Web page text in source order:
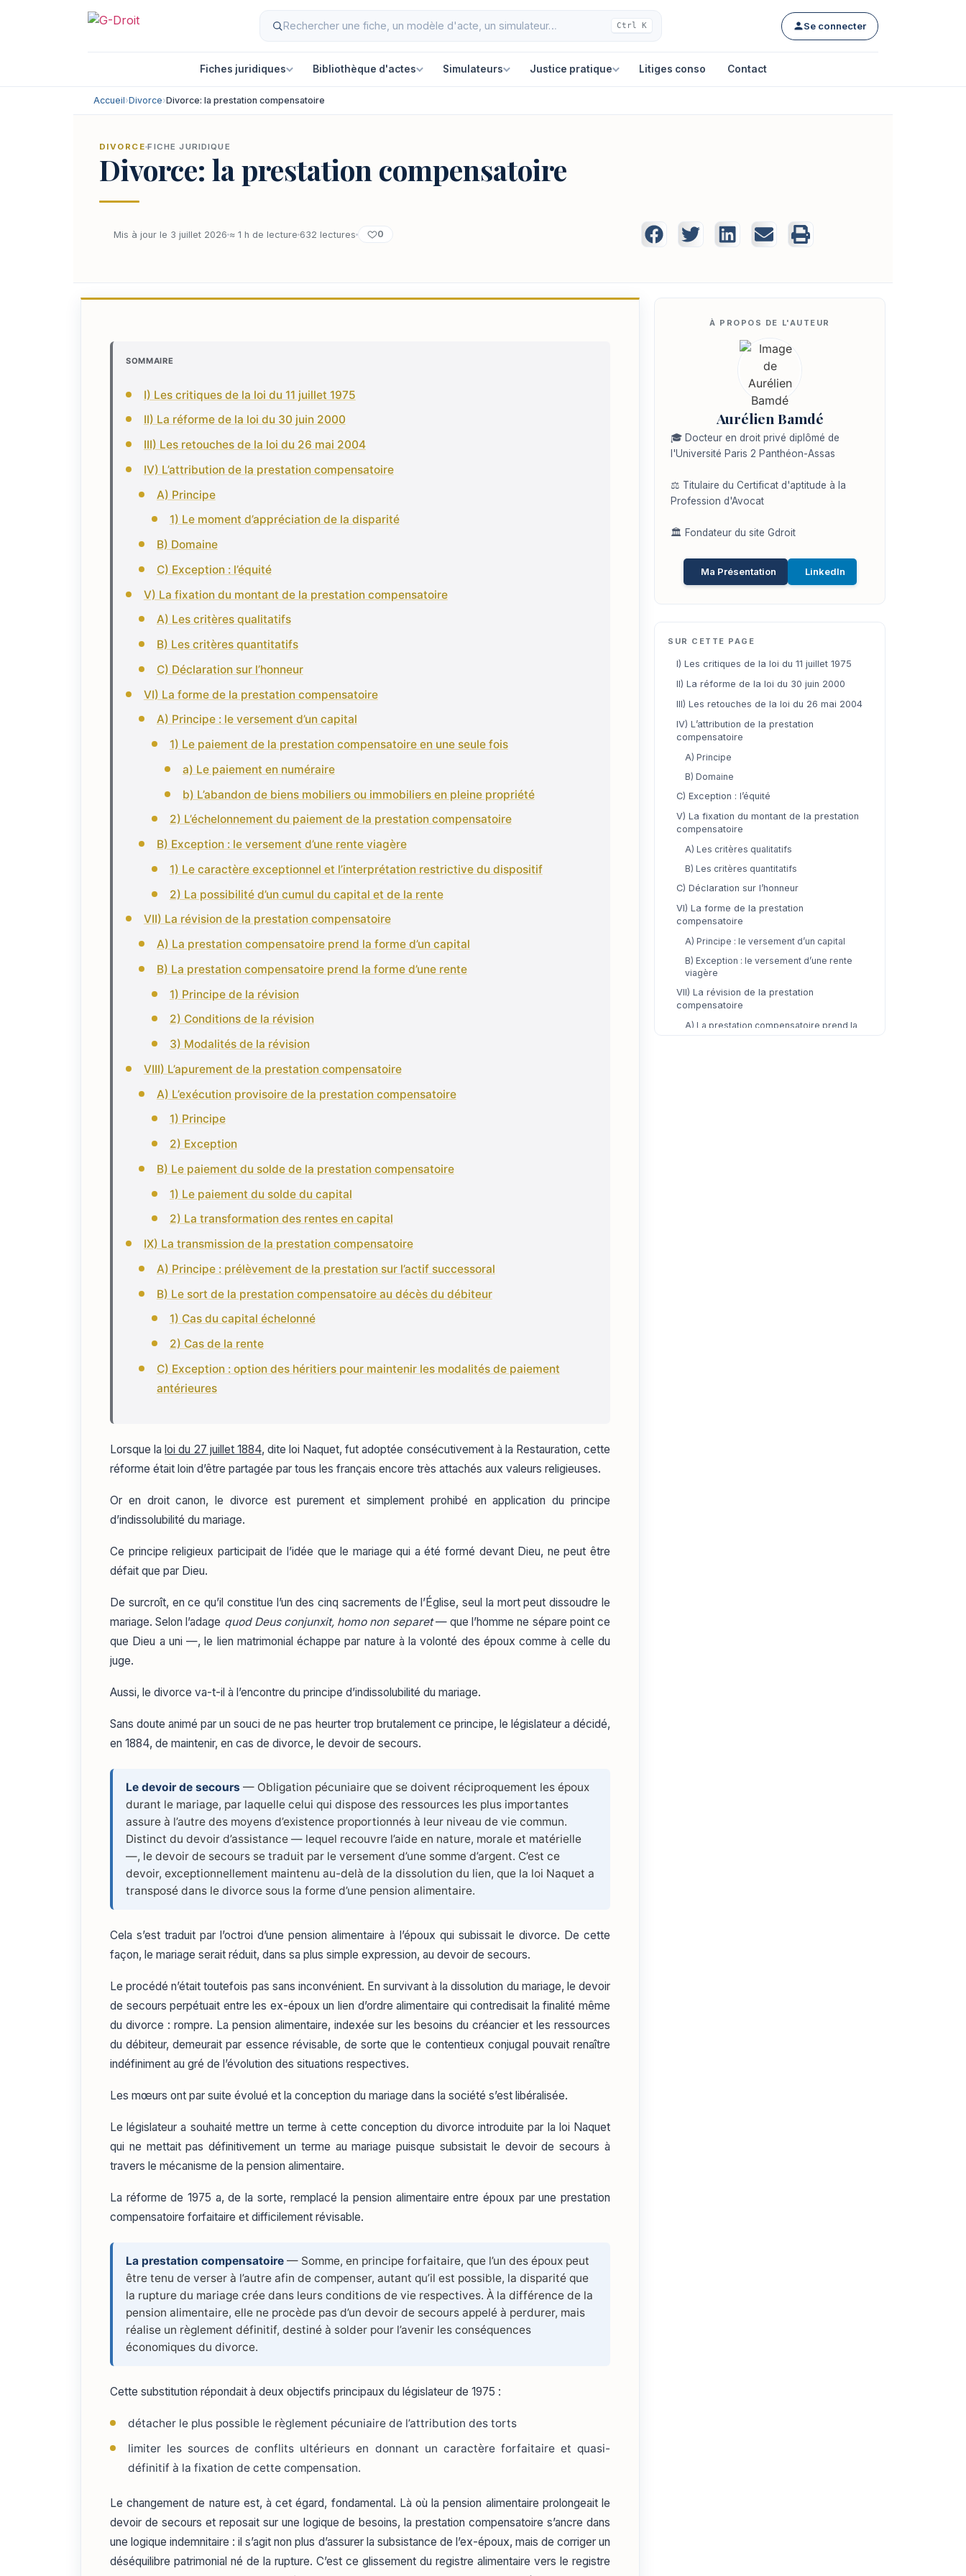
Ctrl K Se connecter
Fiches juridiques Bibliothèque d'actes Simulateurs Justice pratique Litiges conso Contact
Accueil›Divorce›Divorce: la prestation compensatoire
DIVORCE FICHE JURIDIQUE
Divorce: la prestation compensatoire
Mis à jour le 3 juillet 2026 ≈ 1 h de lecture 632 lectures 0
SOMMAIRE
I) Les critiques de la loi du 11 juillet 1975
II) La réforme de la loi du 30 juin 2000
III) Les retouches de la loi du 26 mai 2004
IV) L’attribution de la prestation compensatoire
A) Principe
1) Le moment d’appréciation de la disparité
B) Domaine
C) Exception : l’équité
V) La fixation du montant de la prestation compensatoire
A) Les critères qualitatifs
B) Les critères quantitatifs
C) Déclaration sur l’honneur
VI) La forme de la prestation compensatoire
A) Principe : le versement d’un capital
1) Le paiement de la prestation compensatoire en une seule fois
a) Le paiement en numéraire
b) L’abandon de biens mobiliers ou immobiliers en pleine propriété
2) L’échelonnement du paiement de la prestation compensatoire
B) Exception : le versement d’une rente viagère
1) Le caractère exceptionnel et l’interprétation restrictive du dispositif
2) La possibilité d’un cumul du capital et de la rente
VII) La révision de la prestation compensatoire
A) La prestation compensatoire prend la forme d’un capital
B) La prestation compensatoire prend la forme d’une rente
1) Principe de la révision
2) Conditions de la révision
3) Modalités de la révision
VIII) L’apurement de la prestation compensatoire
A) L’exécution provisoire de la prestation compensatoire
1) Principe
2) Exception
B) Le paiement du solde de la prestation compensatoire
1) Le paiement du solde du capital
2) La transformation des rentes en capital
IX) La transmission de la prestation compensatoire
A) Principe : prélèvement de la prestation sur l’actif successoral
B) Le sort de la prestation compensatoire au décès du débiteur
1) Cas du capital échelonné
2) Cas de la rente
C) Exception : option des héritiers pour maintenir les modalités de paiement
antérieures
Lorsque laloi du 27 juillet 1884, dite loi Naquet, fut adoptée consécutivement à la Restauration, cette
réforme était loin d’être partagée par tous les français encore très attachés aux valeurs religieuses.
Or en droit canon, le divorce est purement et simplement prohibé en application du principe
d’indissolubilité du mariage.
Ce principe religieux participait de l’idée que le mariage qui a été formé devant Dieu, ne peut être
défait que par Dieu.
De surcroît, en ce qu’il constitue l’un des cinq sacrements de l’Église, seul la mort peut dissoudre le
mariage. Selon l’adage quod Deus conjunxit, homo non separet— que l’homme ne sépare point ce
que Dieu a uni —, le lien matrimonial échappe par nature à la volonté des époux comme à celle du
juge.
Aussi, le divorce va-t-il à l’encontre du principe d’indissolubilité du mariage.
Sans doute animé par un souci de ne pas heurter trop brutalement ce principe, le législateur a décidé,
en 1884, de maintenir, en cas de divorce, le devoir de secours.
Le devoir de secours — Obligation pécuniaire que se doivent réciproquement les époux
durant le mariage, par laquelle celui qui dispose des ressources les plus importantes
assure à l’autre des moyens d’existence proportionnés à leur niveau de vie commun.
Distinct du devoir d’assistance — lequel recouvre l’aide en nature, morale et matérielle
—, le devoir de secours se traduit par le versement d’une somme d’argent. C’est ce
devoir, exceptionnellement maintenu au-delà de la dissolution du lien, que la loi Naquet a
transposé dans le divorce sous la forme d’une pension alimentaire.
Cela s’est traduit par l’octroi d’une pension alimentaire à l’époux qui subissait le divorce. De cette
façon, le mariage serait réduit, dans sa plus simple expression, au devoir de secours.
Le procédé n’était toutefois pas sans inconvénient. En survivant à la dissolution du mariage, le devoir
de secours perpétuait entre les ex-époux un lien d’ordre alimentaire qui contredisait la finalité même
du divorce : rompre. La pension alimentaire, indexée sur les besoins du créancier et les ressources
du débiteur, demeurait par essence révisable, de sorte que le contentieux conjugal pouvait renaître
indéfiniment au gré de l’évolution des situations respectives.
Les mœurs ont par suite évolué et la conception du mariage dans la société s’est libéralisée.
Le législateur a souhaité mettre un terme à cette conception du divorce introduite par la loi Naquet
qui ne mettait pas définitivement un terme au mariage puisque subsistait le devoir de secours à
travers le mécanisme de la pension alimentaire.
La réforme de 1975 a, de la sorte, remplacé la pension alimentaire entre époux par une prestation
compensatoire forfaitaire et difficilement révisable.
La prestation compensatoire — Somme, en principe forfaitaire, que l’un des époux peut
être tenu de verser à l’autre afin de compenser, autant qu’il est possible, la disparité que
la rupture du mariage crée dans leurs conditions de vie respectives. À la différence de la
pension alimentaire, elle ne procède pas d’un devoir de secours appelé à perdurer, mais
réalise un règlement définitif, destiné à solder pour l’avenir les conséquences
économiques du divorce.
Cette substitution répondait à deux objectifs principaux du législateur de 1975 :
détacher le plus possible le règlement pécuniaire de l’attribution des torts
limiter les sources de conflits ultérieurs en donnant un caractère forfaitaire et quasi-
définitif à la fixation de cette compensation.
Le changement de nature est, à cet égard, fondamental. Là où la pension alimentaire prolongeait le
devoir de secours et reposait sur une logique de besoins, la prestation compensatoire s’ancre dans
une logique indemnitaire : il s’agit non plus d’assurer la subsistance de l’ex-époux, mais de corriger un
déséquilibre patrimonial né de la rupture. C’est ce glissement du registre alimentaire vers le registre
Aurélien Bamdé
🎓 Docteur en droit privé diplômé de
l'Université Paris 2 Panthéon-Assas
⚖️ Titulaire du Certificat d'aptitude à la
Profession d'Avocat
🏛️ Fondateur du site Gdroit
Ma Présentation LinkedIn
SUR CETTE PAGE
I) Les critiques de la loi du 11 juillet 1975
II) La réforme de la loi du 30 juin 2000
III) Les retouches de la loi du 26 mai 2004
IV) L’attribution de la prestation
compensatoire
A) Principe
B) Domaine
C) Exception : l’équité
V) La fixation du montant de la prestation
compensatoire
A) Les critères qualitatifs
B) Les critères quantitatifs
C) Déclaration sur l’honneur
VI) La forme de la prestation
compensatoire
A) Principe : le versement d’un capital
B) Exception : le versement d’une rente
viagère
VII) La révision de la prestation
compensatoire
A) La prestation compensatoire prend la